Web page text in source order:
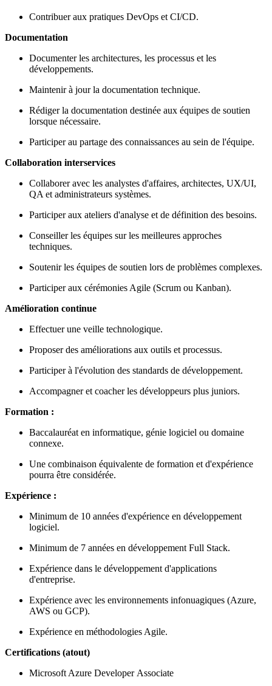
Contribuer aux pratiques DevOps et CI/CD.
Documentation
Documenter les architectures, les processus et les
développements.
Maintenir à jour la documentation technique.
Rédiger la documentation destinée aux équipes de soutien
lorsque nécessaire.
Participer au partage des connaissances au sein de l'équipe.
Collaboration interservices
Collaborer avec les analystes d'affaires, architectes, UX/UI,
QA et administrateurs systèmes.
Participer aux ateliers d'analyse et de définition des besoins.
Conseiller les équipes sur les meilleures approches
techniques.
Soutenir les équipes de soutien lors de problèmes complexes.
Participer aux cérémonies Agile (Scrum ou Kanban).
Amélioration continue
Effectuer une veille technologique.
Proposer des améliorations aux outils et processus.
Participer à l'évolution des standards de développement.
Accompagner et coacher les développeurs plus juniors.
Formation :
Baccalauréat en informatique, génie logiciel ou domaine
connexe.
Une combinaison équivalente de formation et d'expérience
pourra être considérée.
Expérience :
Minimum de 10 années d'expérience en développement
logiciel.
Minimum de 7 années en développement Full Stack.
Expérience dans le développement d'applications
d'entreprise.
Expérience avec les environnements infonuagiques (Azure,
AWS ou GCP).
Expérience en méthodologies Agile.
Certifications (atout)
Microsoft Azure Developer Associate